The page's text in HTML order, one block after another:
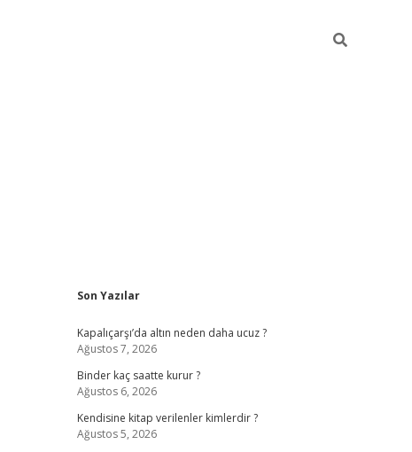
Sidebar
Son Yazılar
Kapalıçarşı’da altın neden daha ucuz ?
Ağustos 7, 2026
Binder kaç saatte kurur ?
Ağustos 6, 2026
Kendisine kitap verilenler kimlerdir ?
Ağustos 5, 2026
ilbet güncel giriş adresi